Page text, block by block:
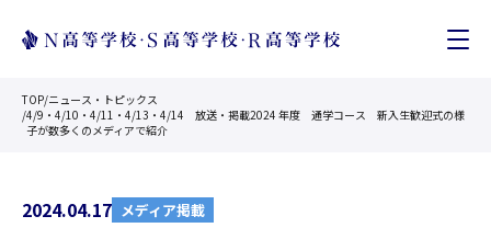
TOP/ニュース・トピックス
/4/9・4/10・4/11・4/13・4/14 放送・掲載2024 年度 通学コース 新入生歓迎式の様
子が数多くのメディアで紹介
2024.04.17 メディア掲載